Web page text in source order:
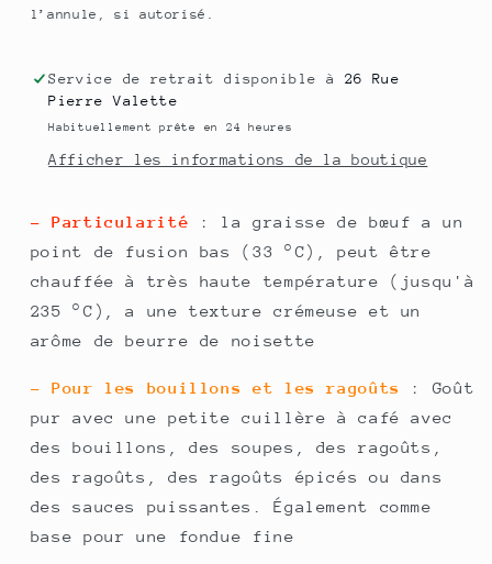
l’annule, si autorisé.
Service de retrait disponible à 26 Rue
Pierre Valette
Habituellement prête en 24 heures
Afficher les informations de la boutique
- Particularité
: la graisse de bœuf a un
point de fusion bas (33 °C), peut être
chauffée à très haute température (jusqu'à
235 °C), a une texture crémeuse et un
arôme de beurre de noisette
- Pour les bouillons et les ragoûts
: Goût
pur avec une petite cuillère à café avec
des bouillons, des soupes, des ragoûts,
des ragoûts, des ragoûts épicés ou dans
des sauces puissantes. Également comme
base pour une fondue fine